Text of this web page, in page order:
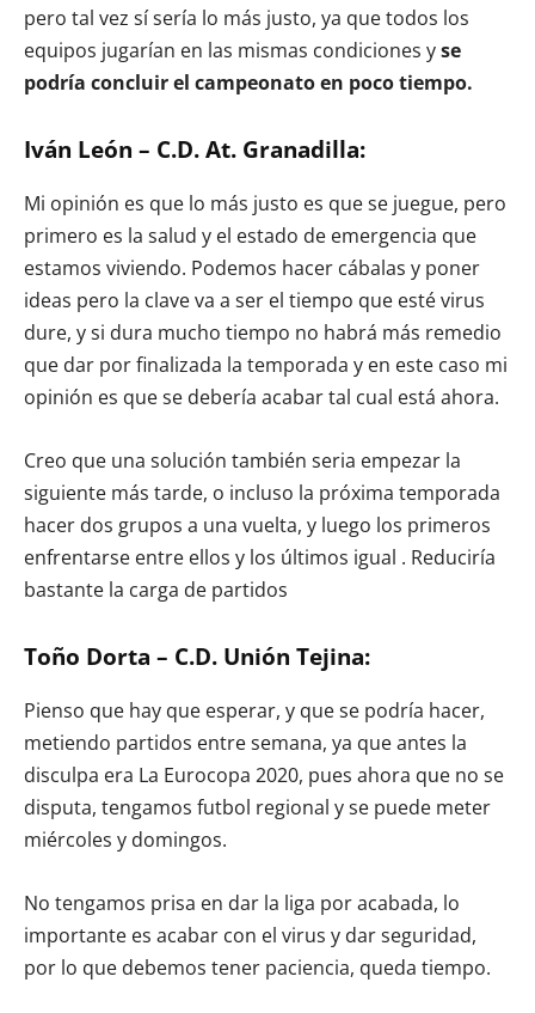
pero tal vez sí sería lo más justo, ya que todos los
equipos jugarían en las mismas condiciones yse
podría concluir el campeonato en poco tiempo.
Iván León – C.D. At. Granadilla:
Mi opinión es que lo más justo es que se juegue, pero
primero es la salud y el estado de emergencia que
estamos viviendo. Podemos hacer cábalas y poner
ideas pero la clave va a ser el tiempo que esté virus
dure, y si dura mucho tiempo no habrá más remedio
que dar por finalizada la temporada y en este caso mi
opinión es que se debería acabar tal cual está ahora.
Creo que una solución también seria empezar la
siguiente más tarde, o incluso la próxima temporada
hacer dos grupos a una vuelta, y luego los primeros
enfrentarse entre ellos y los últimos igual . Reduciría
bastante la carga de partidos
Toño Dorta – C.D. Unión Tejina:
Pienso que hay que esperar, y que se podría hacer,
metiendo partidos entre semana, ya que antes la
disculpa era La Eurocopa 2020, pues ahora que no se
disputa, tengamos futbol regional y se puede meter
miércoles y domingos.
No tengamos prisa en dar la liga por acabada, lo
importante es acabar con el virus y dar seguridad,
por lo que debemos tener paciencia, queda tiempo.